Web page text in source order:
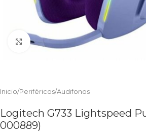
Clic para ampliar
Inicio/Periféricos/Audifonos
Logitech G733 Lightspeed
000889)